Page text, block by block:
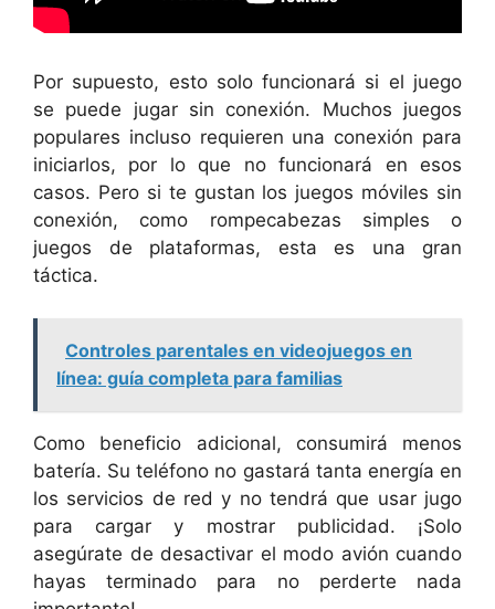
Por supuesto, esto solo funcionará si el juego
se puede jugar sin conexión. Muchos juegos
populares incluso requieren una conexión para
iniciarlos, por lo que no funcionará en esos
casos. Pero si te gustan los juegos móviles sin
conexión, como rompecabezas simples o
juegos de plataformas, esta es una gran
táctica.
Controles parentales en videojuegos en
línea: guía completa para familias
Como beneficio adicional, consumirá menos
batería. Su teléfono no gastará tanta energía en
los servicios de red y no tendrá que usar jugo
para cargar y mostrar publicidad. ¡Solo
asegúrate de desactivar el modo avión cuando
hayas terminado para no perderte nada